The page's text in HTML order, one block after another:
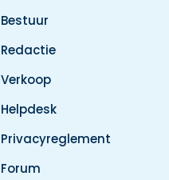
Bestuur
Redactie
Verkoop
Helpdesk
Privacyreglement
Forum